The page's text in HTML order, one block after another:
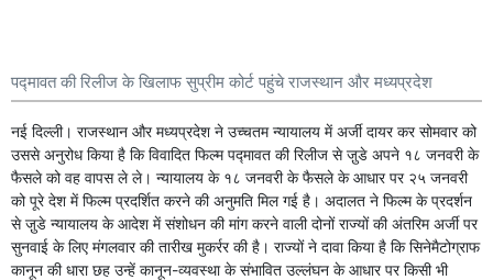
पद्मावत की रिलीज के खिलाफ सुप्रीम कोर्ट पहुंचे राजस्थान और मध्यप्रदेश
नई दिल्ली। राजस्थान और मध्यप्रदेश ने उच्चतम न्यायालय में अर्जी दायर कर सोमवार को
उससे अनुरोध किया है कि विवादित फिल्म पद्मावत की रिलीज से जु़डे अपने १८ जनवरी के
फैसले को वह वापस ले ले। न्यायालय के १८ जनवरी के फैसले के आधार पर २५ जनवरी
को पूरे देश में फिल्म प्रदर्शित करने की अनुमति मिल गई है। अदालत ने फिल्म के प्रदर्शन
से जु़डे न्यायालय के आदेश में संशोधन की मांग करने वाली दोनों राज्यों की अंतरिम अर्जी पर
सुनवाई के लिए मंगलवार की तारीख मुकर्रर की है। राज्यों ने दावा किया है कि सिनेमैटोग्राफ
कानून की धारा छह उन्हें कानून-व्यवस्था के संभावित उल्लंघन के आधार पर किसी भी